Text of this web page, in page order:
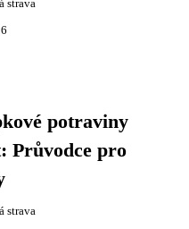
strava
potraviny
Průvodce pro
strava